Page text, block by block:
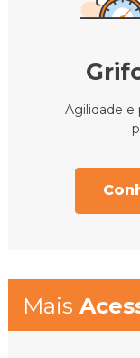
Agilidade e
Mais